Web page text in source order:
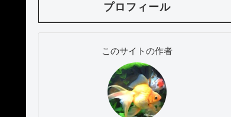
プロフィール
このサイトの作者